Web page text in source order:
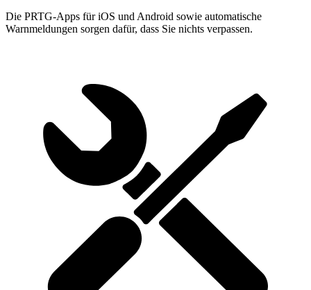
Die PRTG-Apps für iOS und Android sowie automatische
Warnmeldungen sorgen dafür, dass Sie nichts verpassen.